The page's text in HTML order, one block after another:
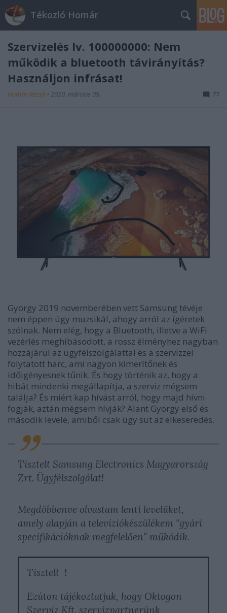
Tékozló Homár
Szervizelés lv. 100000000: Nem
működik a bluetooth távirányítás?
Használjon infrásat!
Homár Rezső • 2020. március 09. 77
György 2019 novemberében vett Samsung tévéje
nem éppen úgy muzsikál, ahogy arról az ígéretek
szólnak. Nem elég, hogy a Bluetooth, illetve a WiFi
vezérlés meghibásodott, a rossz élményhez nagyban
hozzájárul az ügyfélszolgálattal és a szervizzel
folytatott harc, ami nagyon kimerítőnek és
időigényesnek tűnik. És hogy történik az, hogy a
hibát mindenki megállapítja, a szerviz mégsem
találja? És miért kap hívást arról, hogy majd hívni
fogják, aztán mégsem hívják? Alant György első és
második levele, amiből csak úgy süt az elkeseredés.
Tisztelt Samsung Electronics Magyarország
Zrt. Ügyfélszolgálat!
Megdöbbenve olvastam lenti levelüket,
amely alapján a televíziókészülékem "gyári
specifikációknak megfelelően" működik.
Tisztelt !
Ezúton tájékoztatjuk, hogy Oktogon
Szerviz Kft. szervizpartnerünk